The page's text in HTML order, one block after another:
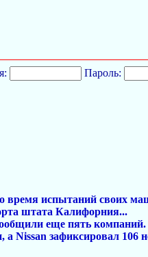
Пароль:
время испытаний своих
штата Калифорния...
еще пять компаний.
Nissan зафиксировал 106